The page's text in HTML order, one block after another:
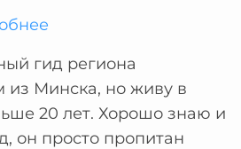
гид региона
из Минска, но живу в
20 лет. Хорошо знаю и
он просто пропитан